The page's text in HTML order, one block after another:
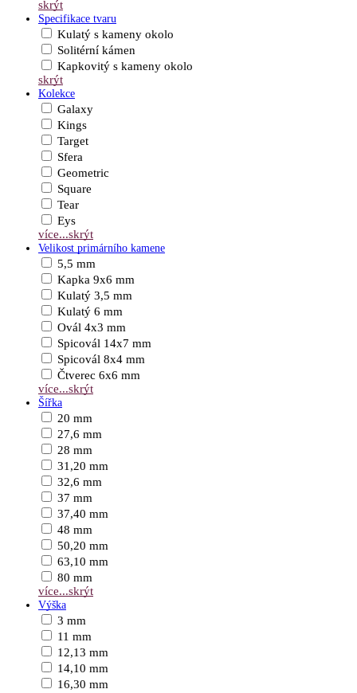
skrýt
Specifikace tvaru
Kulatý s kameny okolo
Solitérní kámen
Kapkovitý s kameny okolo
skrýt
Kolekce
Galaxy
Kings
Target
Sfera
Geometric
Square
Tear
Eys
více...skrýt
Velikost primárního kamene
5,5 mm
Kapka 9x6 mm
Kulatý 3,5 mm
Kulatý 6 mm
Ovál 4x3 mm
Spicovál 14x7 mm
Spicovál 8x4 mm
Čtverec 6x6 mm
více...skrýt
Šířka
20 mm
27,6 mm
28 mm
31,20 mm
32,6 mm
37 mm
37,40 mm
48 mm
50,20 mm
63,10 mm
80 mm
více...skrýt
Výška
3 mm
11 mm
12,13 mm
14,10 mm
16,30 mm